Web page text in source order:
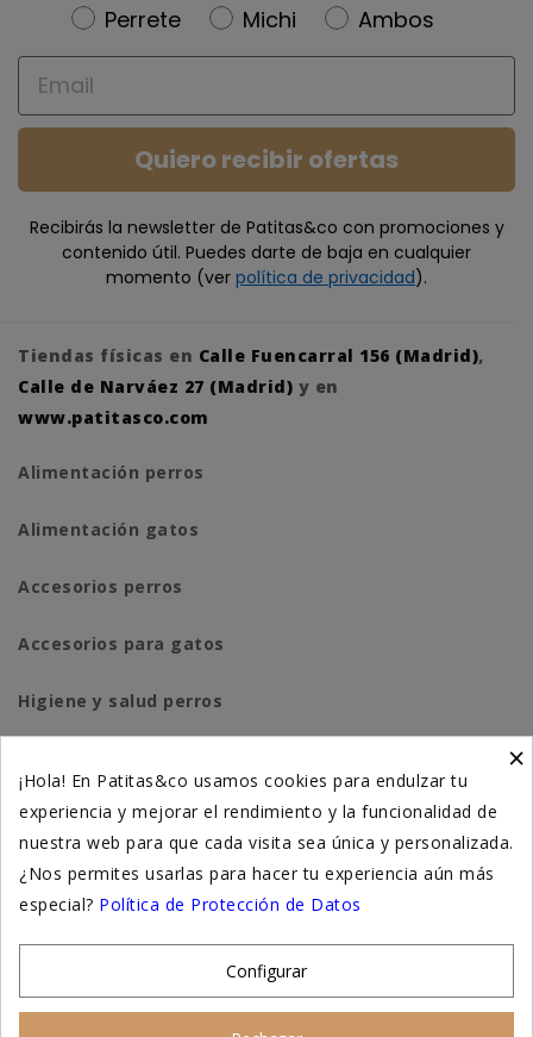
Newsletter
Perrete Michi
Ambos
Email
Quiero recibir ofertas
Recibirás la newsletter de Patitas&co con promociones y
contenido útil. Puedes darte de baja en cualquier
momento (ver política de privacidad).
Tiendas físicas en Calle Fuencarral 156 (Madrid),
Calle de Narváez 27 (Madrid) y en
www.patitasco.com
Alimentación perros
Alimentación gatos
Accesorios perros
Accesorios para gatos
Higiene y salud perros
Suplementación natural
Otros
×
¡Hola! En Patitas&co usamos cookies para endulzar tu
experiencia y mejorar el rendimiento y la funcionalidad de
nuestra web para que cada visita sea única y personalizada.
¿Nos permites usarlas para hacer tu experiencia aún más
especial? Política de Protección de Datos
Configurar